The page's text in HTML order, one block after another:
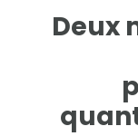
Deux